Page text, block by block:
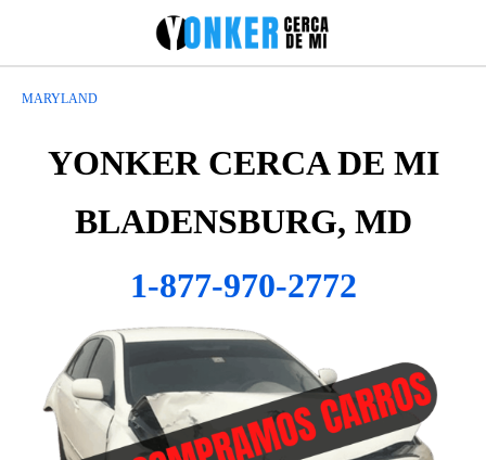
MARYLAND
YONKER CERCA DE MI
BLADENSBURG, MD
1-877-970-2772